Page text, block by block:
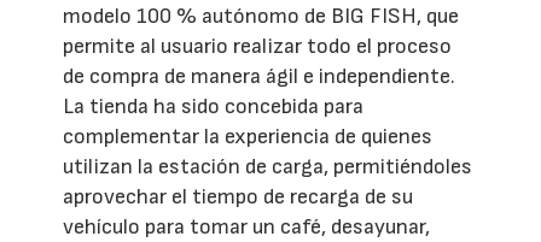
modelo 100 % autónomo de BIG FISH, que
permite al usuario realizar todo el proceso
de compra de manera ágil e independiente.
La tienda ha sido concebida para
complementar la experiencia de quienes
utilizan la estación de carga, permitiéndoles
aprovechar el tiempo de recarga de su
vehículo para tomar un café, desayunar,